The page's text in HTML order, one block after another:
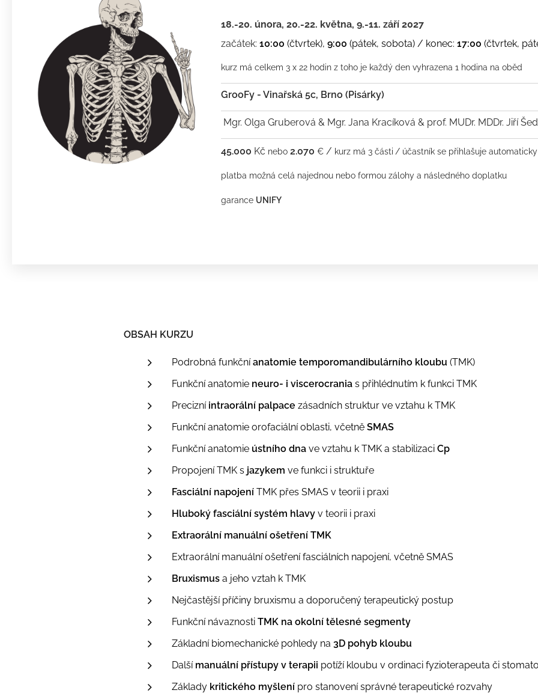
18.-20. února, 20.-22. května, 9.-11. září 2027
začátek: 10:00 (čtvrtek), 9:00 (pátek, sobota) / konec: 17:00 (čtvrtek,
kurz má celkem 3 x 22 hodin z toho je každý den vyhrazena 1 hodina na oběd
GrooFy - Vinařská 5c, Brno (Pisárky)
Mgr. Olga Gruberová & Mgr. Jana Kracíková & prof. MUDr. MDDr. Jiří
45.000 Kč nebo 2.070 € / kurz má 3 části / účastník se přihlašuje
platba možná celá najednou nebo formou zálohy a následného doplatku
garance UNIFY
OBSAH KURZU
Podrobná funkčníanatomie temporomandibulárního kloubu (TMK)
Funkční anatomie neuro- i viscerocranias přihlédnutím k funkci TMK
Precizní intraorální palpacezásadních struktur ve vztahu k TMK
Funkční anatomie orofaciální oblasti, včetně SMAS
Funkční anatomie ústního dnave vztahu k TMK a stabilizaci Cp
Propojení TMK s jazykem ve funkci i struktuře
Fasciální napojeníTMK přes SMAS v teorii i praxi
Hluboký fasciální systém hlavyv teorii i praxi
Extraorální manuální ošetření TMK
Extraorální manuální ošetření fasciálních napojení, včetně SMAS
Bruxismusa jeho vztah k TMK
Nejčastější příčiny bruxismu a doporučený terapeutický postup
Funkční návaznosti TMK na okolní tělesné segmenty
Základní biomechanické pohledy na 3D pohyb kloubu
Další manuální přístupy v terapii potíží kloubu v ordinaci fyzioterapeuta či
Základy kritického myšlenípro stanovení správné terapeutické rozvahy